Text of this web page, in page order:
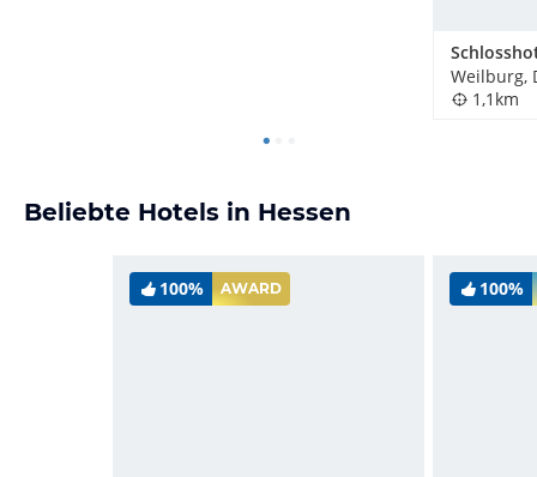
Weilburg,
1,1km
Beliebte Hotels in Hessen
100% AWARD 100%